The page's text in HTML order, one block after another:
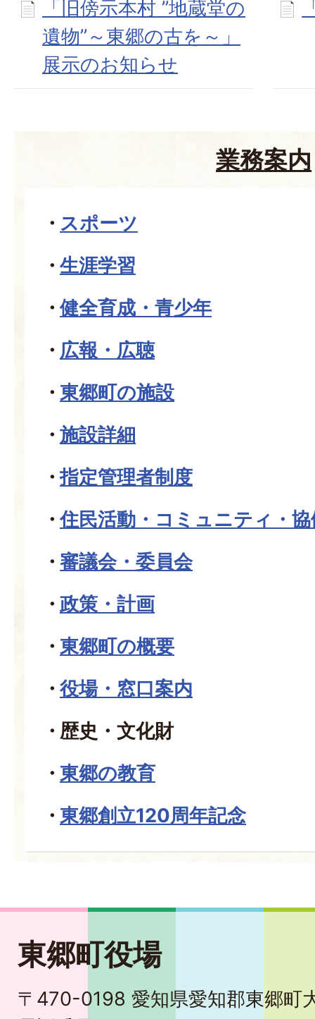
「旧傍示本村 ”地蔵堂の
遺物”～東郷の古を～」
展示のお知らせ
業務案内
スポーツ
生涯学習
健全育成・青少年
広報・広聴
東郷町の施設
施設詳細
指定管理者制度
住民活動・コミュニティ・協
審議会・委員会
政策・計画
東郷町の概要
役場・窓口案内
歴史・文化財
東郷の教育
東郷創立120周年記念
東郷町役場
〒470-0198 愛知県愛知郡東郷町